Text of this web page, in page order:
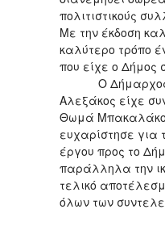
πολιτιστικούς
Με την έκδοση
καλύτερο τρόπο
που είχε ο Δήμος
Ο Δήμαρχος
Αλεξάκος είχε
Θωμά Μπακαλάκο,
ευχαρίστησε για
έργου προς το
παράλληλα την
τελικό
όλων των